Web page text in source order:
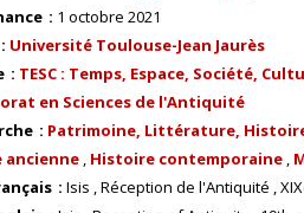
1 octobre 2021
Université Toulouse-Jean Jaurès
TESC : Temps, Espace, Société,
en Sciences de l'Antiquité
Patrimoine, Littérature,
ancienne Histoire contemporaine
Isis Réception de l'Antiquité